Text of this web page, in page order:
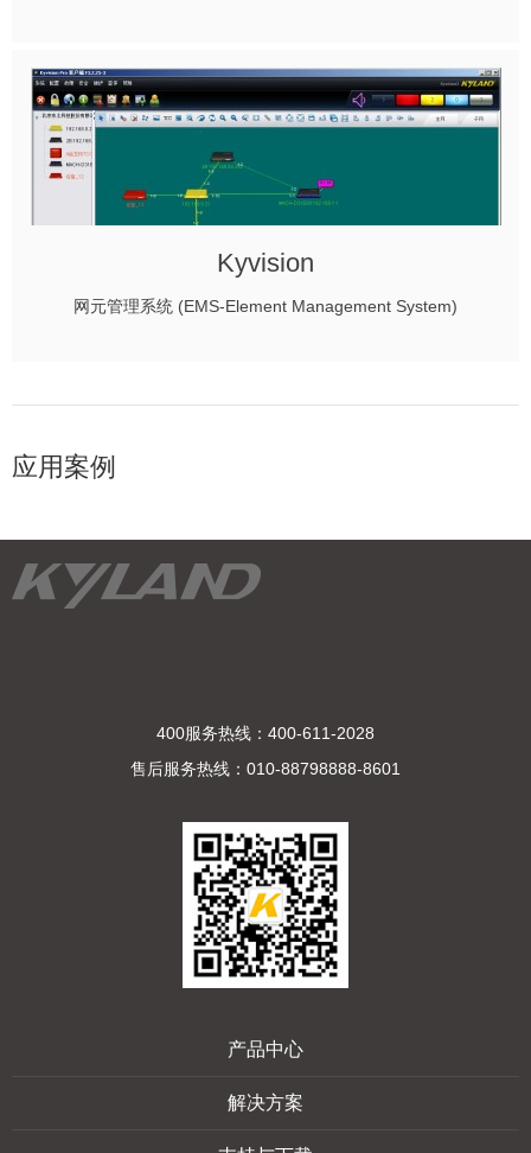
Kyvision
网元管理系统 (EMS-Element Management System)
应用案例
400服务热线：400-611-2028
售后服务热线：010-88798888-8601
产品中心
解决方案